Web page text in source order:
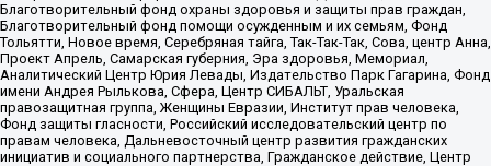
Благотворительный фонд охраны здоровья и защиты прав граждан,
Благотворительный фонд помощи осужденным и их семьям, Фонд
Тольятти, Новое время, Серебряная тайга, Так-Так-Так, Сова, центр Анна,
Проект Апрель, Самарская губерния, Эра здоровья, Мемориал,
Аналитический Центр Юрия Левады, Издательство Парк Гагарина, Фонд
имени Андрея Рылькова, Сфера, Центр СИБАЛЬТ, Уральская
правозащитная группа, Женщины Евразии, Институт прав человека,
Фонд защиты гласности, Российский исследовательский центр по
правам человека, Дальневосточный центр развития гражданских
инициатив и социального партнерства, Гражданское действие, Центр